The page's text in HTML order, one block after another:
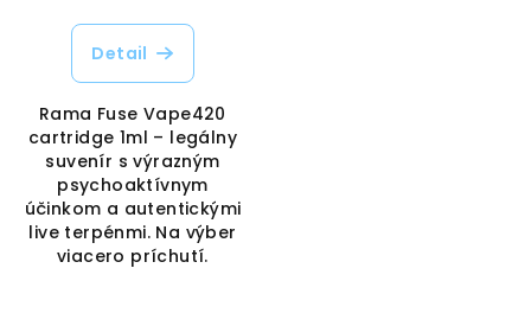
Detail
Rama Fuse Vape420
cartridge 1ml – legálny
suvenír s výrazným
psychoaktívnym
účinkom a autentickými
live terpénmi. Na výber
viacero príchutí.